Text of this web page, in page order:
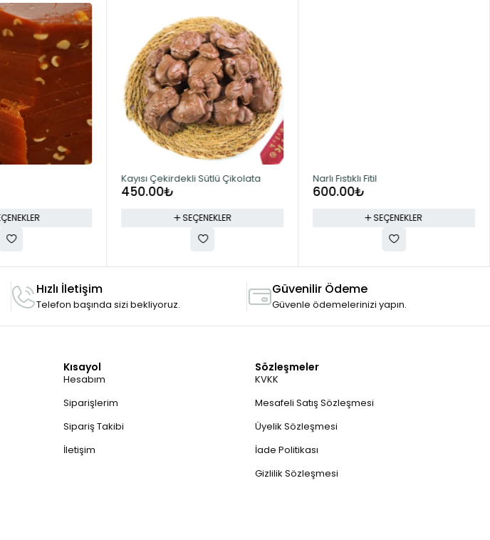
Kayısı Çekirdekli Sütlü Çikolata
450.00₺
SEÇENEKLER
Narlı Fıstıklı Fitil
600.00₺
SEÇENEKLER
Hızlı İletişim
Telefon başında sizi bekliyoruz.
Güvenilir Ödeme
Güvenle ödemelerinizi yapın.
Kısayol
Hesabım
Siparişlerim
Sipariş Takibi
İletişim
Sözleşmeler
KVKK
Mesafeli Satış Sözleşmesi
Üyelik Sözleşmesi
İade Politikası
Gizlilik Sözleşmesi